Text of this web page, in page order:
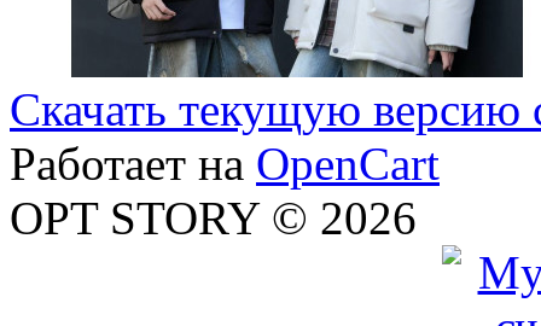
Скачать текущую версию
Работает на OpenCart
OPT STORY © 2026